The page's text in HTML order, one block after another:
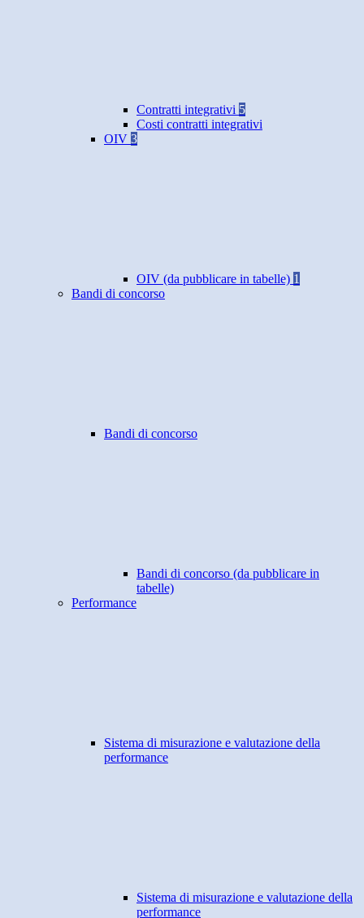
Contratti integrativi 5
Costi contratti integrativi
OIV 3
OIV (da pubblicare in tabelle) 1
Bandi di concorso
Bandi di concorso
Bandi di concorso (da pubblicare in
tabelle)
Performance
Sistema di misurazione e valutazione della
performance
Sistema di misurazione e valutazione della
performance